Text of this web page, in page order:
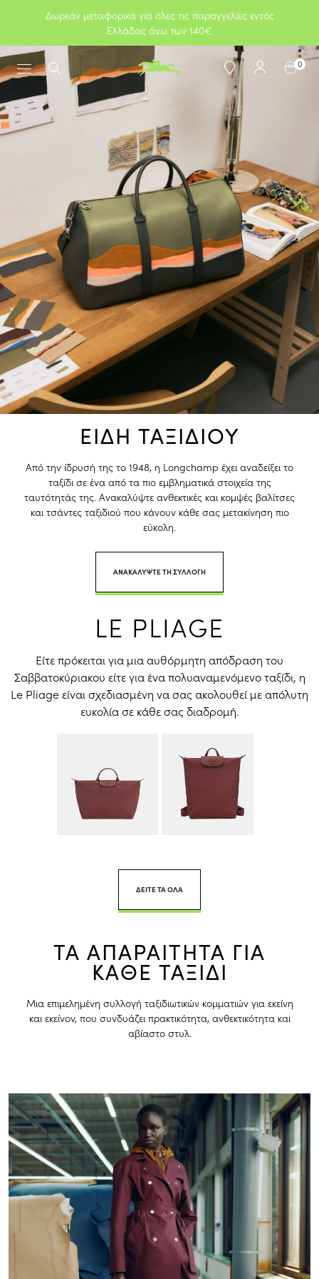
Δωρεάν μεταφορικά για όλες τις παραγγελίες εντός
Ελλάδας άνω των 140€
0
ΕΙΔΗ ΤΑΞΙΔΙΟΥ
Από την ίδρυσή της το 1948, η Longchamp έχει αναδείξει το
ταξίδι σε ένα από τα πιο εμβληματικά στοιχεία της
ταυτότητάς της. Ανακαλύψτε ανθεκτικές και κομψές βαλίτσες
και τσάντες ταξιδιού που κάνουν κάθε σας μετακίνηση πιο
εύκολη.
ΑΝΑΚΑΛΥΨΤΕ ΤΗ ΣΥΛΛΟΓΗ
LE PLIAGE
Είτε πρόκειται για μια αυθόρμητη απόδραση του
Σαββατοκύριακου είτε για ένα πολυαναμενόμενο ταξίδι, η
Le Pliage είναι σχεδιασμένη να σας ακολουθεί με απόλυτη
ευκολία σε κάθε σας διαδρομή.
ΔΕΙΤΕ ΤΑ ΟΛΑ
ΤΑ ΑΠΑΡΑΙΤΗΤΑ ΓΙΑ
ΚΑΘΕ ΤΑΞΙΔΙ
Μια επιμελημένη συλλογή ταξιδιωτικών κομματιών για εκείνη
και εκείνον, που συνδυάζει πρακτικότητα, ανθεκτικότητα και
αβίαστο στυλ.